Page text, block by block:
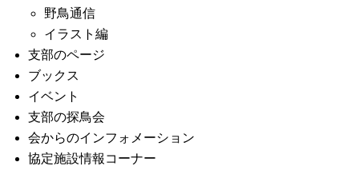
野鳥通信
イラスト編
支部のページ
ブックス
イベント
支部の探鳥会
会からのインフォメーション
協定施設情報コーナー